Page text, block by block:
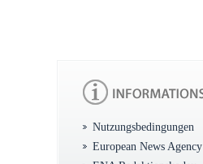
Nutzungsbedingungen
European News Agency